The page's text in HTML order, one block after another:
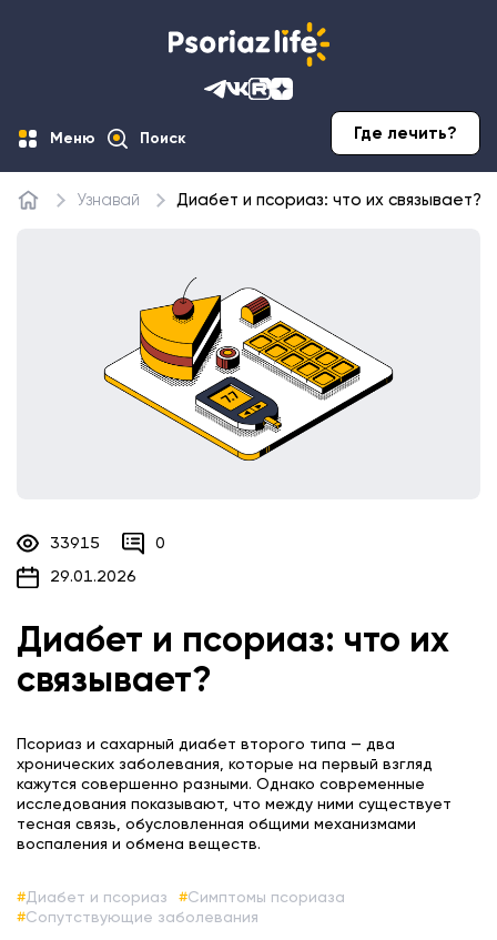
Меню Поиск Где лечить?
Главная Узнавай Диабет и псориаз: что их связывает?
33915 0
29.01.2026
Диабет и псориаз: что их
связывает?
Псориаз и сахарный диабет второго типа — два
хронических заболевания, которые на первый взгляд
кажутся совершенно разными. Однако современные
исследования показывают, что между ними существует
тесная связь, обусловленная общими механизмами
воспаления и обмена веществ.
Диабет и псориаз
Симптомы псориаза
Сопутствующие заболевания